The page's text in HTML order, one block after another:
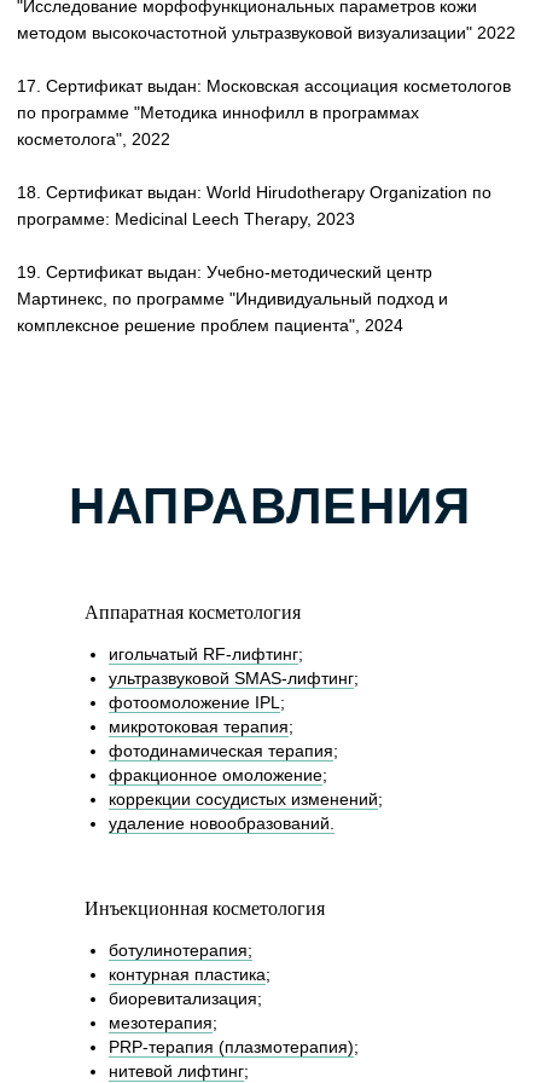
Аппаратная косметология
игольчатый RF-лифтинг;
ультразвуковой SMAS-лифтинг;
фотоомоложение IPL ;
микротоковая терапия;
фотодинамическая терапия;
фракционное омоложение;
коррекции сосудистых изменений;
удаление новообразований.
Инъекционная косметология
ботулинотерапия;
контурная пластика;
биоревитализация;
мезотерапия;
PRP-терапия (плазмотерапия);
нитевой лифтинг;
ПРИЕМА